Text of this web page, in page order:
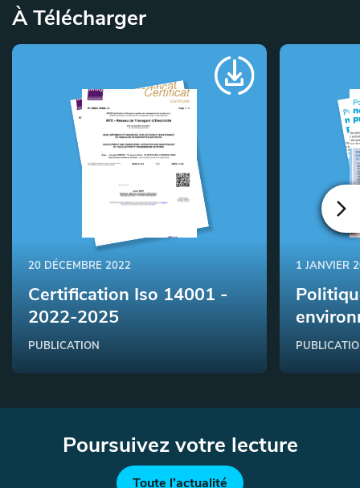
À Télécharger
20 DÉCEMBRE 2022
Certification Iso 14001 -
2022-2025
PUBLICATION
1 JANVIER
Poursuivez votre lecture
Toute l’actualité